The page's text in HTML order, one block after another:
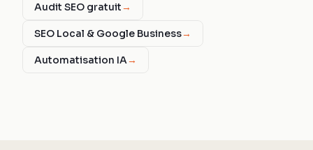
Audit SEO gratuit→
SEO Local & Google Business→
Automatisation IA→